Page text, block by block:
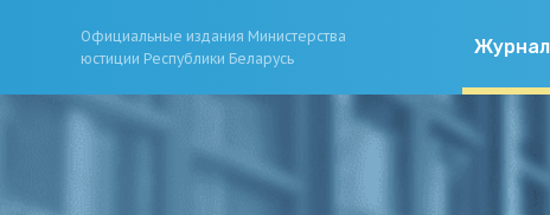
Официальные издания Министерства
юстиции Республики Беларусь